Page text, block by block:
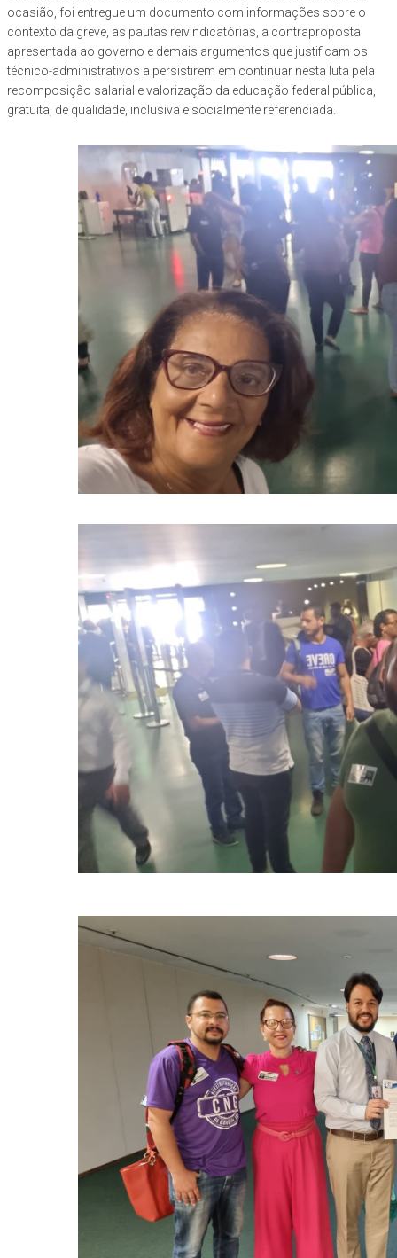
ocasião, foi entregue um documento com informações sobre o
contexto da greve, as pautas reivindicatórias, a contraproposta
apresentada ao governo e demais argumentos que justificam os
técnico-administrativos a persistirem em continuar nesta luta pela
recomposição salarial e valorização da educação federal pública,
gratuita, de qualidade, inclusiva e socialmente referenciada.